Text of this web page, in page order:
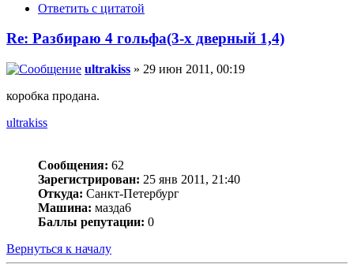
Ответить с цитатой
Re: Разбираю 4 гольфа(3-х дверный 1,4)
ultrakiss » 29 июн 2011, 00:19
коробка продана.
ultrakiss
Сообщения: 62
Зарегистрирован: 25 янв 2011, 21:40
Откуда: Санкт-Петербург
Машина: мазда6
Баллы репутации: 0
Вернуться к началу